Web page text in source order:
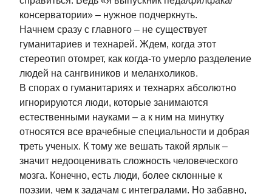
консерватории» – нужное подчеркнуть.
Начнем сразу с главного – не существует
гуманитариев и технарей. Ждем, когда этот
стереотип отомрет, как когда-то умерло разделение
людей на сангвиников и меланхоликов.
В спорах о гуманитариях и технарях абсолютно
игнорируются люди, которые занимаются
естественными науками – а к ним на минутку
относятся все врачебные специальности и добрая
треть ученых. К тому же вешать такой ярлык –
значит недооценивать сложность человеческого
мозга. Конечно, есть люди, более склонные к
поэзии, чем к задачам с интегралами. Но забавно,